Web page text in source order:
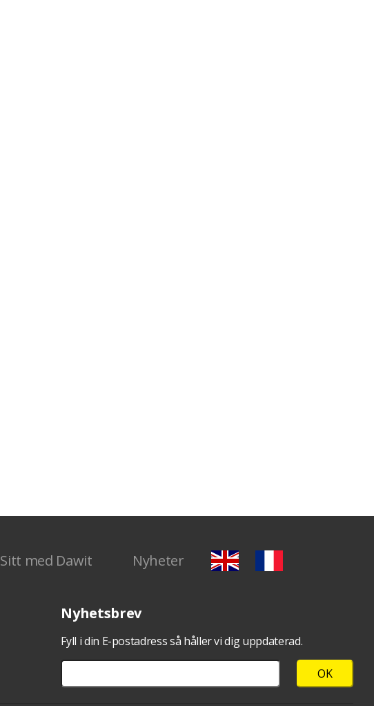
Sitt med Dawit Nyheter
Nyhetsbrev
Fyll i din E-postadress så håller vi dig uppdaterad.